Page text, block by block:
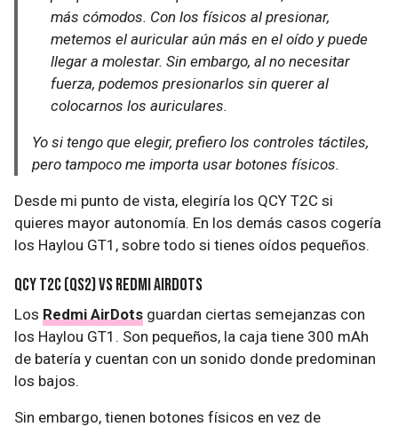
más cómodos. Con los físicos al presionar,
metemos el auricular aún más en el oído y puede
llegar a molestar. Sin embargo, al no necesitar
fuerza, podemos presionarlos sin querer al
colocarnos los auriculares.
Yo si tengo que elegir, prefiero los controles táctiles,
pero tampoco me importa usar botones físicos.
Desde mi punto de vista, elegiría los QCY T2C si
quieres mayor autonomía. En los demás casos cogería
los Haylou GT1, sobre todo si tienes oídos pequeños.
QCY T2C (QS2) vs Redmi AirDots
Los Redmi AirDots guardan ciertas semejanzas con
los Haylou GT1. Son pequeños, la caja tiene 300 mAh
de batería y cuentan con un sonido donde predominan
los bajos.
Sin embargo, tienen botones físicos en vez de